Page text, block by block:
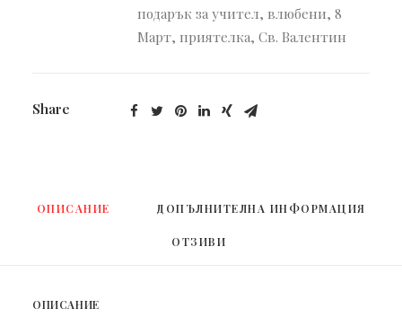
подарък за учител, влюбени, 8
Март, приятелка, Св. Валентин
Share
ОПИСАНИЕ ДОПЪЛНИТЕЛНА ИНФОРМАЦИЯ
ОТЗИВИ
ОПИСАНИЕ